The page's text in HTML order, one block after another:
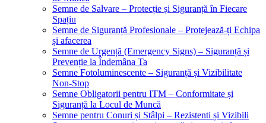
Semne de Salvare – Protecție și Siguranță în Fiecare
Spațiu
Semne de Siguranță Profesionale – Protejează-ți Echipa
și afacerea
Semne de Urgență (Emergency Signs) – Siguranță și
Prevenție la Îndemâna Ta
Semne Fotoluminescente – Siguranță și Vizibilitate
Non-Stop
Semne Obligatorii pentru ITM – Conformitate și
Siguranță la Locul de Muncă
Semne pentru Conuri și Stâlpi – Rezistenti și Vizibili